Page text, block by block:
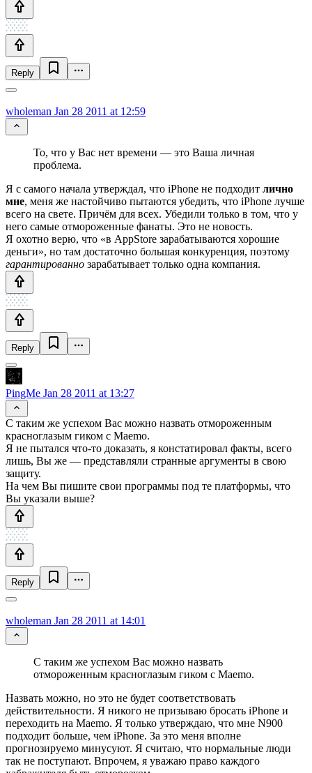
Reply
wholeman Jan 28 2011 at 12:59
То, что у Вас нет времени — это Ваша личная
проблема.
Я с самого начала утверждал, что iPhone не подходит лично
мне, меня же настойчиво пытаются убедить, что iPhone лучше
всего на свете. Причём для всех. Убедили только в том, что у
него самые отмороженные фанаты. Это не новость.
Я охотно верю, что «в AppStore зарабатываются хорошие
деньги», но там достаточно большая конкуренция, поэтому
гарантированно зарабатывает только одна компания.
Reply
PingMe Jan 28 2011 at 13:27
С таким же успехом Вас можно назвать отмороженным
красноглазым гиком с Maemo.
Я не пытался что-то доказать, я констатировал факты, всего
лишь, Вы же — представляли странные аргументы в свою
защиту.
На чем Вы пишите свои программы под те платформы, что
Вы указали выше?
Reply
wholeman Jan 28 2011 at 14:01
С таким же успехом Вас можно назвать
отмороженным красноглазым гиком с Maemo.
Назвать можно, но это не будет соответствовать
действительности. Я никого не призываю бросать iPhone и
переходить на Maemo. Я только утверждаю, что мне N900
подходит больше, чем iPhone. За это меня вполне
прогнозируемо минусуют. Я считаю, что нормальные люди
так не поступают. Впрочем, я уважаю право каждого